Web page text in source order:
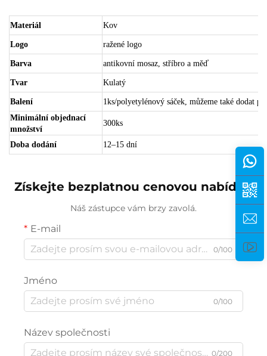
Materiál Kov
Logo ražené logo
Barva antikovní mosaz, stříbro a měď
Tvar Kulatý
Balení
1ks/polyetylénový sáček, můžeme také dodat
Minimální objednací
množství
300ks
Doba dodání 12–15 dní
Získejte bezplatnou cenovou nabídku
Náš zástupce vám brzy zavolá.
E-mail
0/100
Jméno
0/100
Název společnosti
0/200